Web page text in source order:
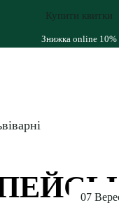
Купити квитки
Знижка online 10%
07